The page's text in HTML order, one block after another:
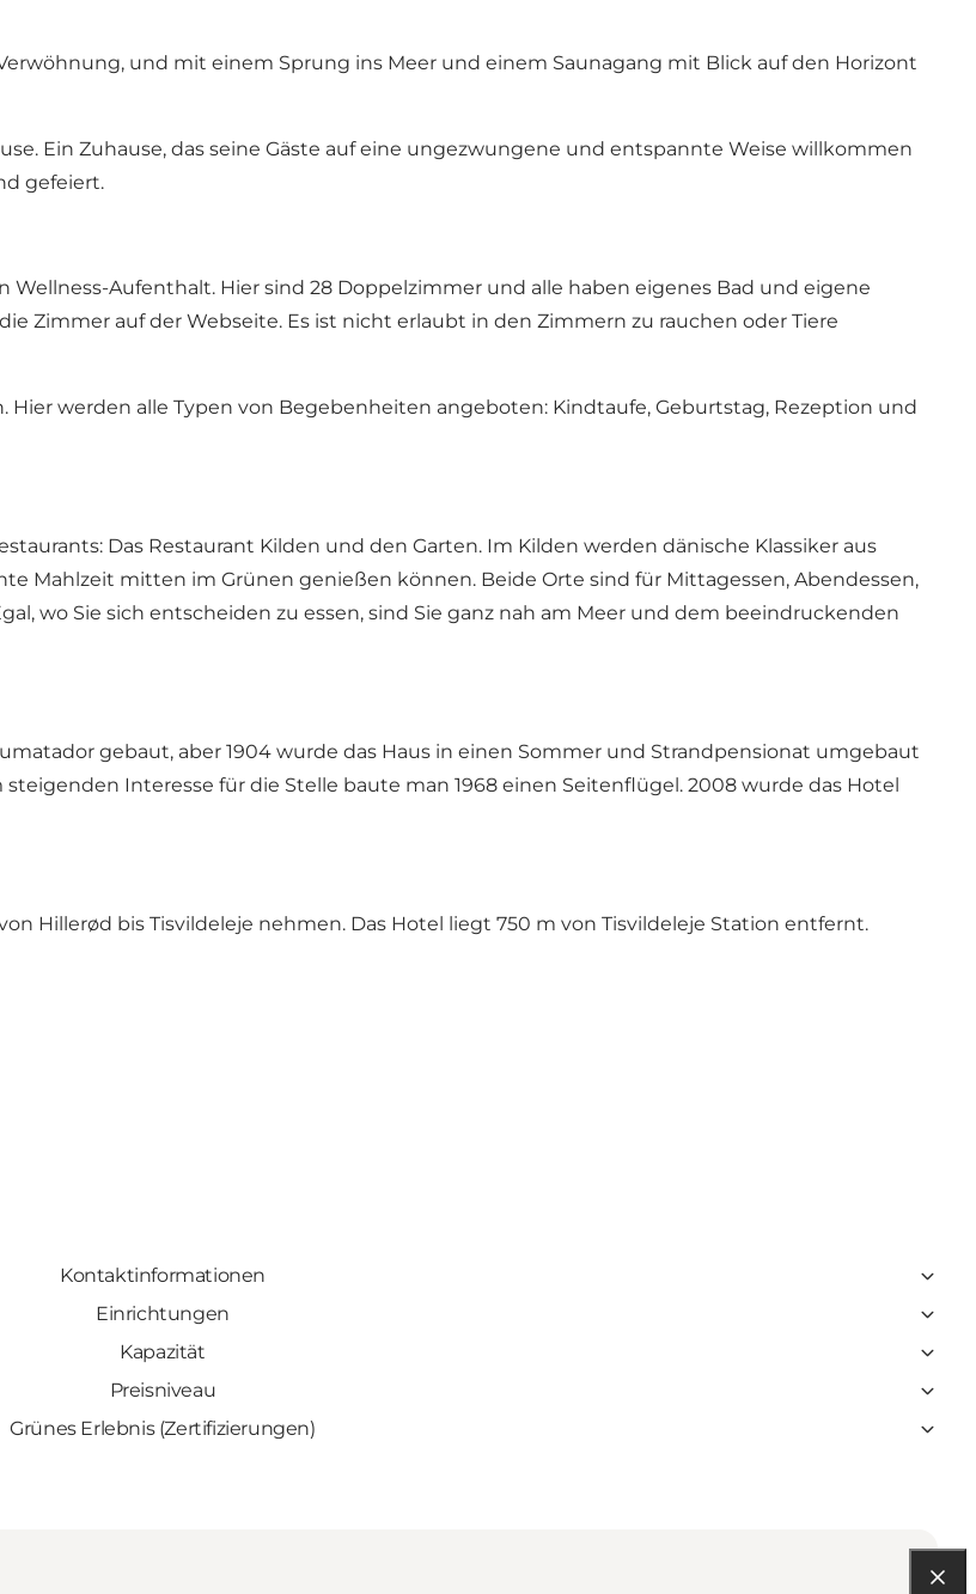
und mit einem Sprung ins Meer und einem Saunagang mit Blick auf den Horizont
Ein Zuhause, das seine Gäste auf eine ungezwungene und entspannte Weise willkommen
gefeiert.
Wellness-Aufenthalt. Hier sind 28 Doppelzimmer und alle haben eigenes Bad und eigene
Zimmer auf der Webseite. Es ist nicht erlaubt in den Zimmern zu rauchen oder Tiere
werden alle Typen von Begebenheiten angeboten: Kindtaufe, Geburtstag, Rezeption und
Das Restaurant Kilden und den Garten. Im Kilden werden dänische Klassiker aus
Mahlzeit mitten im Grünen genießen können. Beide Orte sind für Mittagessen, Abendessen,
wo Sie sich entscheiden zu essen, sind Sie ganz nah am Meer und dem beeindruckenden
gebaut, aber 1904 wurde das Haus in einen Sommer und Strandpensionat umgebaut
Interesse für die Stelle baute man 1968 einen Seitenflügel. 2008 wurde das Hotel
Hillerød bis Tisvildeleje nehmen. Das Hotel liegt 750 m von Tisvildeleje Station entfernt.
Kontaktinformationen
Einrichtungen
Kapazität
Preisniveau
Grünes Erlebnis (Zertifizierungen)